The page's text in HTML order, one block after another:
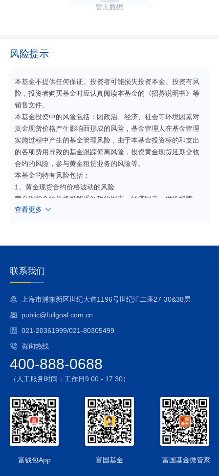
暂无数据
风险提示
本基金不提供任何保证。投资者可能损失投资本金。投资有风
险，投资者购买基金时应认真阅读本基金的《招募说明书》等
销售文件。
本基金投资中的风险包括：因政治、经济、社会等环境因素对
黄金现货价格产生影响而形成的风险，基金管理人在基金管理
实施过程中产生的基金管理风险，由于本基金投资标的和支出
的各项费用导致的基金跟踪偏离风险，投资黄金现货延期交收
合约的风险，参与黄金租赁业务的风险等。
本基金的特有风险包括：
1、黄金现货合约价格波动的风险
黄金现货合约价格可能受到政治因素、经济因素、供给和需
求、投资者心理和交易制度等各种因素的影响而波动，导致价
本基金可以参与黄金现货租赁业务。为降低基金费用对跟踪偏
以将持有的黄金现货合约借出给信誉良好的机构，取得租赁收
入，并要求对方按时或提前归还黄金现货合约。该业务可能存
3、投资黄金现货延期交收合约的风险
本基金可投资于黄金现货延期交收合约，以期降低跟踪误差水
平。在投资黄金现货延期交收合约时，主要存在延期费拖累、
4、基金份额二级市场交易价格折溢价的风险
尽管本基金将通过有效的套利机制使基金份额二级市场交易价
格的折溢价控制在一定范围内，但基金份额在证券交易所的交
存在价格折溢价的风险。上海金集中定价合约未设置每日价格
最大波动限制，基金份额的二级市场交易价格有最大波动限
制，可能导致基金份额的二级市场交易价格偏离基金份额净值
的风险。
5、参考IOPV决策和IOPV计算错误的风险
中证指数有限公司在开市后根据申购赎回清单和黄金现货合约
查看更多
联系我们
上海市浦东新区世纪大道1196号世纪汇二座27-30&38层
public@fullgoal.com.cn
021-20361999/021-80305499
咨询热线
400-888-0688
（人工服务时间：工作日9:00 - 17:30）
富钱包App 富国基金 富国基金微管家